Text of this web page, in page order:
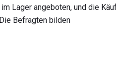
Lager angeboten, und die
Befragten bilden